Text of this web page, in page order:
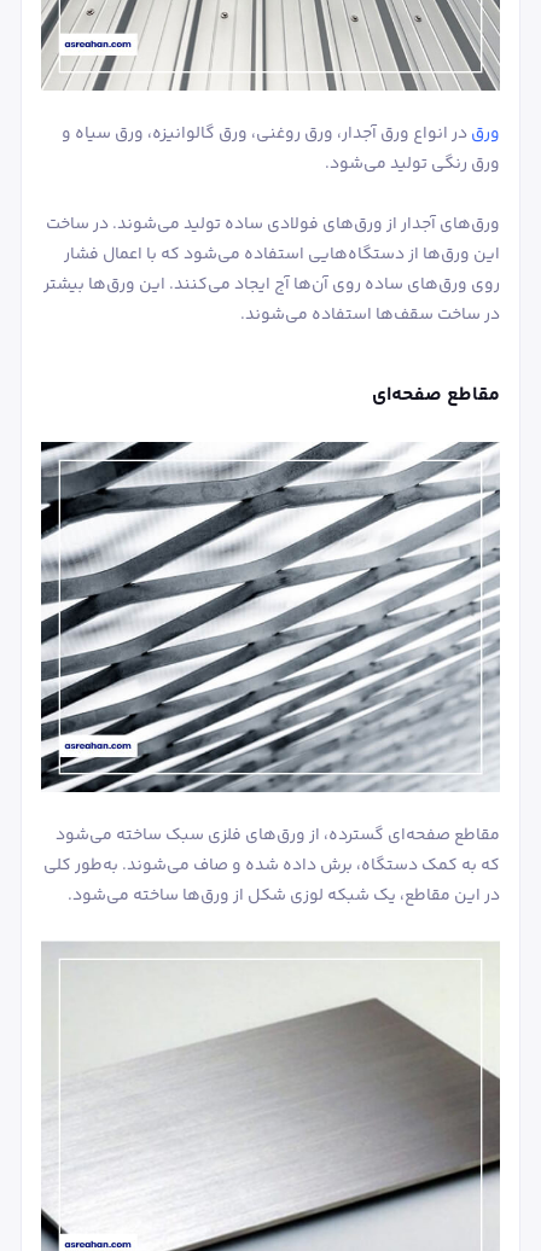
ورقدر انواع ورق آجدار، ورق روغنی، ورق گالوانیزه، ورق سیاه و
ورق رنگی تولید می‌شود.
ورق‌های آجدار از ورق‌های فولادی ساده تولید می‌شوند. در ساخت
این ورق‌ها از دستگاه‌هایی استفاده می‌شود که با اعمال فشار
روی ورق‌های ساده روی آن‌ها آج ایجاد می‌کنند. این ورق‌ها بیشتر
در ساخت سقف‌ها استفاده می‌شوند.
مقاطع صفحه‌ای
مقاطع صفحه‌ای گسترده، از ورق‌های فلزی سبک ساخته می‌شود
که به کمک دستگاه، برش داده شده و صاف می‌شوند. به‌طور کلی
در این مقاطع، یک شبکه لوزی شکل از ورق‌ها ساخته می‌شود.